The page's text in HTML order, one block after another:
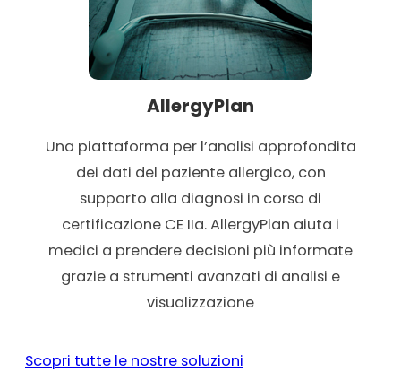
AllergyPlan
Una piattaforma per l’analisi approfondita
dei dati del paziente allergico, con
supporto alla diagnosi in corso di
certificazione CE IIa. AllergyPlan aiuta i
medici a prendere decisioni più informate
grazie a strumenti avanzati di analisi e
visualizzazione
Scopri tutte le nostre soluzioni